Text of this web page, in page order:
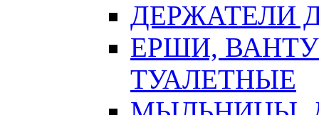
ДЕРЖАТЕЛИ
ЕРШИ,
ТУАЛЕТНЫЕ